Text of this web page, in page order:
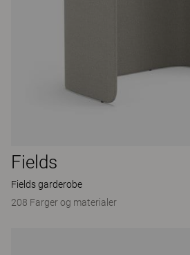
Fields
Fields garderobe
208 Farger og materialer